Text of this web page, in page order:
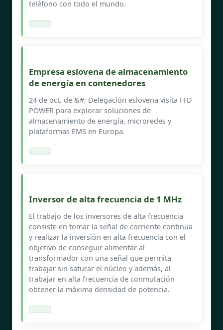
teléfono con todo el mundo.
Empresa eslovena de almacenamiento
de energía en contenedores
24 de oct. de &#; Delegación eslovena visita FFD
POWER para explorar soluciones de
almacenamiento de energía, microredes y
plataformas EMS en Europa.
Inversor de alta frecuencia de 1 MHz
El trabajo de los inversores de alta frecuencia
consiste en tomar la señal de corriente continua
y realizar la inversión en alta frecuencia con el
objetivo de conseguir alimentar al
transformador con una señal que permita
trabajar sin saturar el núcleo y además, al
trabajar en alta frecuencia de conmutación
obtener la máxima densidad de potencia.